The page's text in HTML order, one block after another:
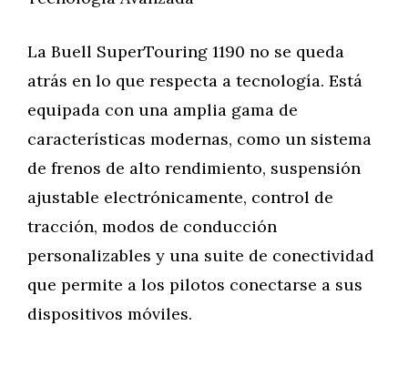
La Buell SuperTouring 1190 no se queda
atrás en lo que respecta a tecnología. Está
equipada con una amplia gama de
características modernas, como un sistema
de frenos de alto rendimiento, suspensión
ajustable electrónicamente, control de
tracción, modos de conducción
personalizables y una suite de conectividad
que permite a los pilotos conectarse a sus
dispositivos móviles.